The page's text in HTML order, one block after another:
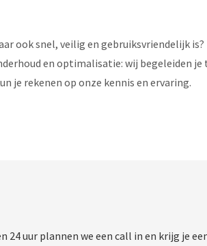
ook snel, veilig en gebruiksvriendelijk is?
en optimalisatie: wij begeleiden je
je rekenen op onze kennis en ervaring.
uur plannen we een call in en krijg je